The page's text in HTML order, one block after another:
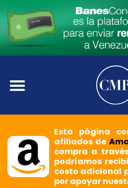
Esta página
afiliados de
compra a
podríamos
costo adicional
por apoyar